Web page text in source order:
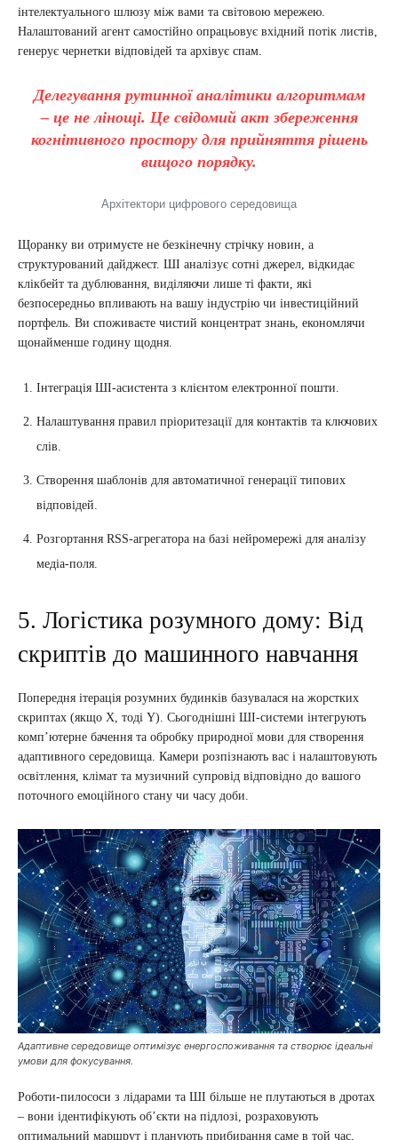
інтелектуального шлюзу між вами та світовою мережею.
Налаштований агент самостійно опрацьовує вхідний потік листів,
генерує чернетки відповідей та архівує спам.
Делегування рутинної аналітики алгоритмам
– це не лінощі. Це свідомий акт збереження
когнітивного простору для прийняття рішень
вищого порядку.
Архітектори цифрового середовища
Щоранку ви отримуєте не безкінечну стрічку новин, а
структурований дайджест. ШІ аналізує сотні джерел, відкидає
клікбейт та дублювання, виділяючи лише ті факти, які
безпосередньо впливають на вашу індустрію чи інвестиційний
портфель. Ви споживаєте чистий концентрат знань, економлячи
щонайменше годину щодня.
Інтеграція ШІ-асистента з клієнтом електронної пошти.
Налаштування правил пріоритезації для контактів та ключових
слів.
Створення шаблонів для автоматичної генерації типових
відповідей.
Розгортання RSS-агрегатора на базі нейромережі для аналізу
медіа-поля.
5. Логістика розумного дому: Від
скриптів до машинного навчання
Попередня ітерація розумних будинків базувалася на жорстких
скриптах (якщо X, тоді Y). Сьогоднішні ШІ-системи інтегрують
комп’ютерне бачення та обробку природної мови для створення
адаптивного середовища. Камери розпізнають вас і налаштовують
освітлення, клімат та музичний супровід відповідно до вашого
поточного емоційного стану чи часу доби.
Адаптивне середовище оптимізує енергоспоживання та створює ідеальні
умови для фокусування.
Роботи-пилососи з лідарами та ШІ більше не плутаються в дротах
– вони ідентифікують об’єкти на підлозі, розраховують
оптимальний маршрут і планують прибирання саме в той час,